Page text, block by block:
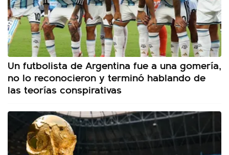
Un futbolista de Argentina fue a una gomería,
no lo reconocieron y terminó hablando de
las teorías conspirativas